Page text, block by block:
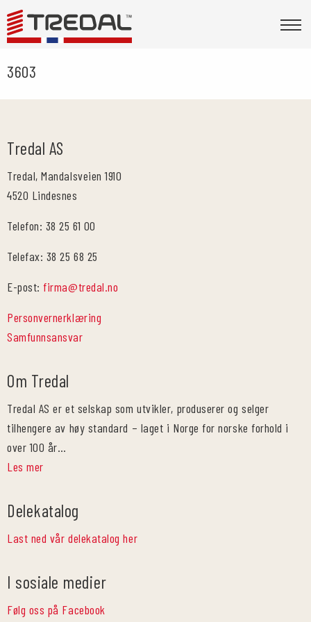
3603
Tredal AS
Tredal, Mandalsveien 1910
4520 Lindesnes
Telefon: 38 25 61 00
Telefax: 38 25 68 25
E-post:firma@tredal.no
Personvernerklæring
Samfunnsansvar
Om Tredal
Tredal AS er et selskap som utvikler, produserer og selger
tilhengere av høy standard – laget i Norge for norske forhold i
over 100 år…
Les mer
Delekatalog
Last ned vår delekatalog her
I sosiale medier
Følg oss på Facebook